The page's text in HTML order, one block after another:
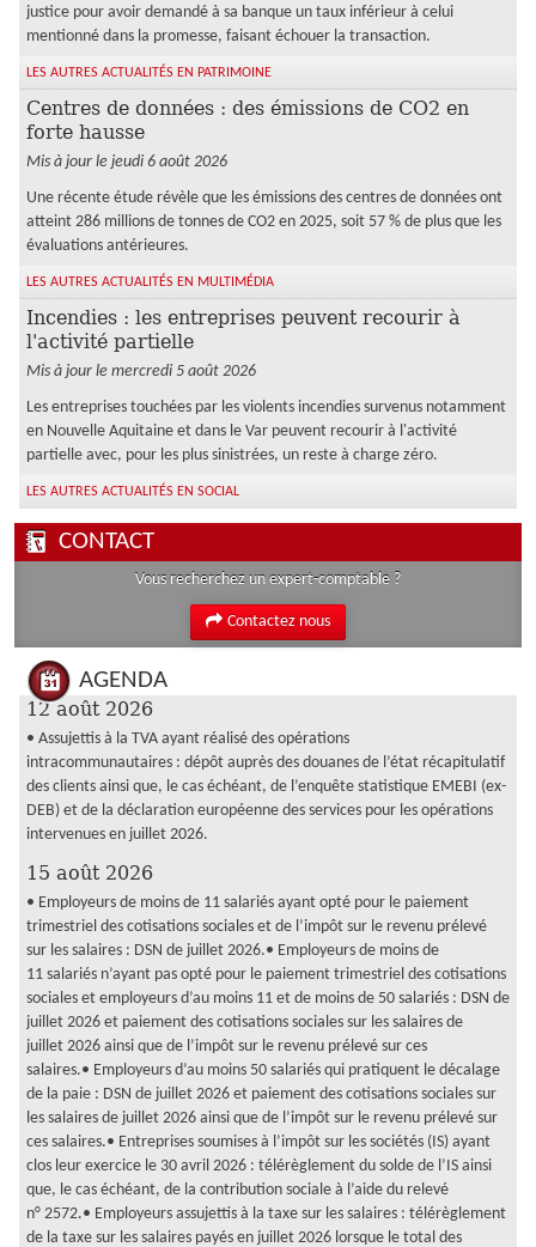
justice pour avoir demandé à sa banque un taux inférieur à celui
mentionné dans la promesse, faisant échouer la transaction.
LES AUTRES ACTUALITÉS EN PATRIMOINE
Centres de données : des émissions de CO2 en
forte hausse
Mis à jour le jeudi 6 août 2026
Une récente étude révèle que les émissions des centres de données ont
atteint 286 millions de tonnes de CO2 en 2025, soit 57 % de plus que les
évaluations antérieures.
LES AUTRES ACTUALITÉS EN MULTIMÉDIA
Incendies : les entreprises peuvent recourir à
l'activité partielle
Mis à jour le mercredi 5 août 2026
Les entreprises touchées par les violents incendies survenus notamment
en Nouvelle Aquitaine et dans le Var peuvent recourir à l'activité
partielle avec, pour les plus sinistrées, un reste à charge zéro.
LES AUTRES ACTUALITÉS EN SOCIAL
CONTACT
Vous recherchez un expert-comptable ?
Contactez nous
AGENDA
12 août 2026
• Assujettis à la TVA ayant réalisé des opérations
intracommunautaires : dépôt auprès des douanes de l’état récapitulatif
des clients ainsi que, le cas échéant, de l’enquête statistique EMEBI (ex-
DEB) et de la déclaration européenne des services pour les opérations
intervenues en juillet 2026.
15 août 2026
• Employeurs de moins de 11 salariés ayant opté pour le paiement
trimestriel des cotisations sociales et de l’impôt sur le revenu prélevé
sur les salaires : DSN de juillet 2026.• Employeurs de moins de
11 salariés n’ayant pas opté pour le paiement trimestriel des cotisations
sociales et employeurs d’au moins 11 et de moins de 50 salariés : DSN de
juillet 2026 et paiement des cotisations sociales sur les salaires de
juillet 2026 ainsi que de l’impôt sur le revenu prélevé sur ces
salaires.• Employeurs d’au moins 50 salariés qui pratiquent le décalage
de la paie : DSN de juillet 2026 et paiement des cotisations sociales sur
les salaires de juillet 2026 ainsi que de l’impôt sur le revenu prélevé sur
ces salaires.• Entreprises soumises à l’impôt sur les sociétés (IS) ayant
clos leur exercice le 30 avril 2026 : télérèglement du solde de l’IS ainsi
que, le cas échéant, de la contribution sociale à l’aide du relevé
n° 2572.• Employeurs assujettis à la taxe sur les salaires : télérèglement
de la taxe sur les salaires payés en juillet 2026 lorsque le total des